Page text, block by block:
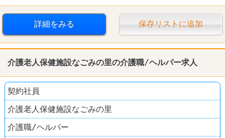
詳細をみる 保存リストに追加
介護老人保健施設なごみの里の介護職/ヘルパー求人
契約社員
介護老人保健施設なごみの里
介護職/ヘルパー